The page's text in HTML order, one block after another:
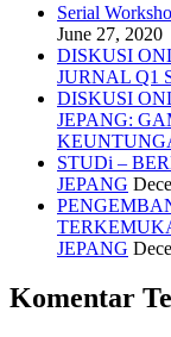
Serial
June 27, 2020
DISKUSI
JURNAL Q1
DISKUSI
JEPANG:
STUDi –
JEPANG
JEPANG
Komentar